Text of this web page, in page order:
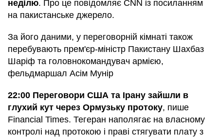
неділю. Про це повідомляє CNN із посиланням
на пакистанське джерело.
За його даними, у переговорній кімнаті також
перебувають прем'єр-міністр Пакистану Шахбаз
Шаріф та головнокомандувач армією,
фельдмаршал Асім Мунір
22:00 Переговори США та Ірану зайшли в
глухий кут через Ормузьку протоку, пише
Financial Times. Тегеран наполягає на власному
контролі над протокою і праві стягувати плату з